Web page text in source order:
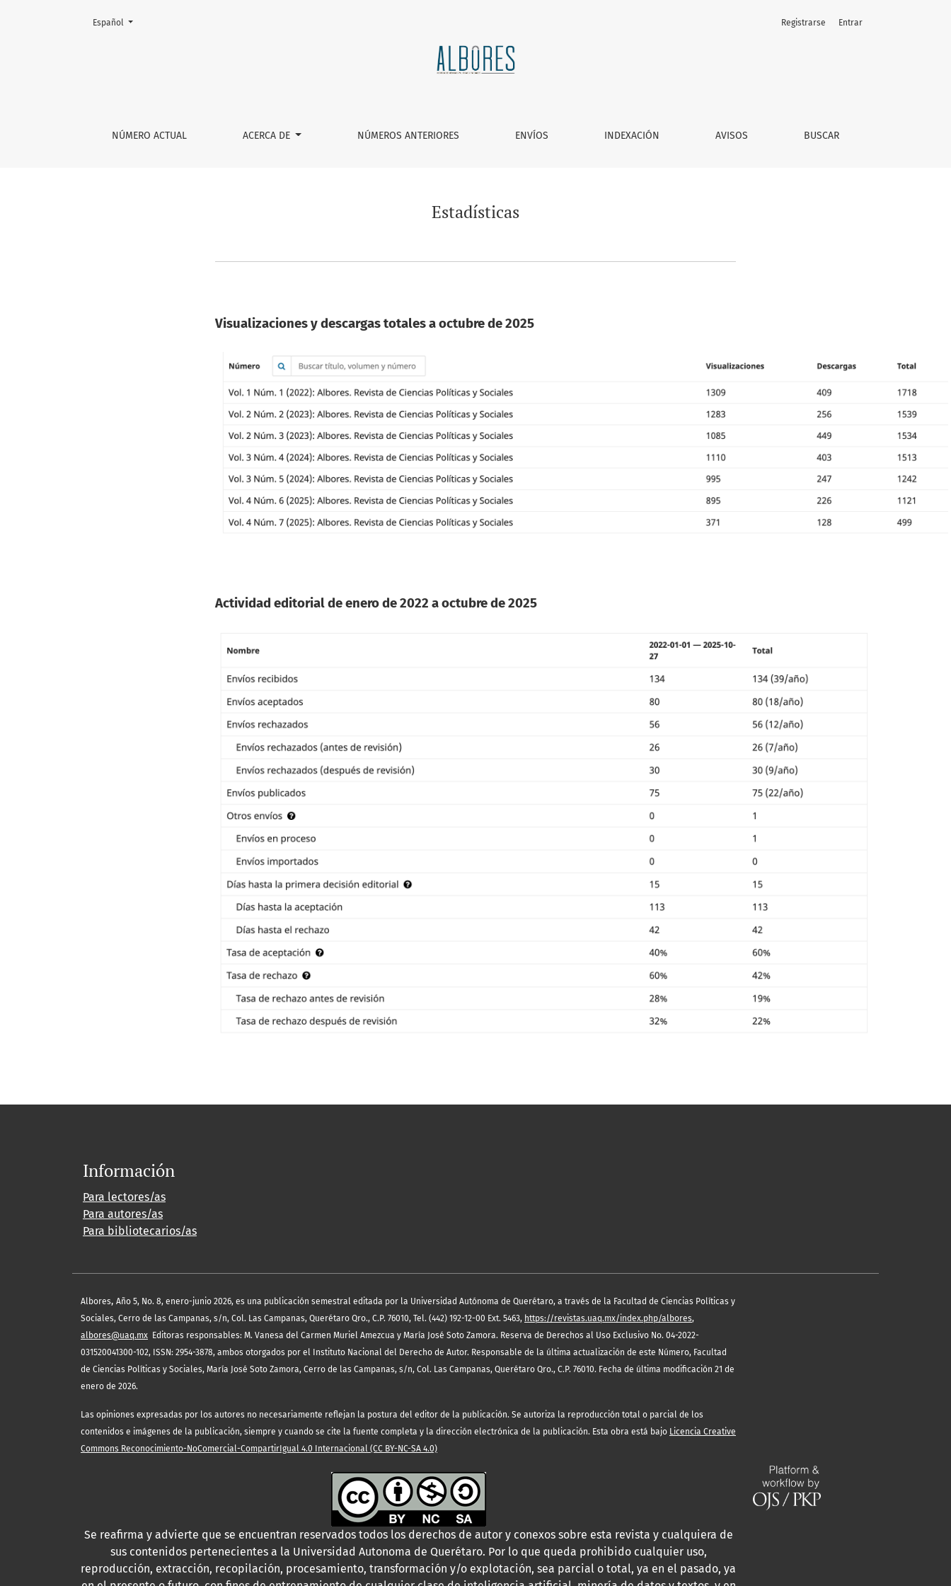
Estadísticas
NÚMERO ACTUAL ACERCA DE NÚMEROS ANTERIORES ENVÍOS INDEXACIÓN AVISOS BUSCAR
Registrarse Entrar
Cambiar el idioma. El actual es:
Español
Estadísticas
Visualizaciones y descargas totales a octubre de 2025
Actividad editorial de enero de 2022 a octubre de 2025
Información
Para lectores/as
Para autores/as
Para bibliotecarios/as
Albores, Año 5, No. 8, enero-junio 2026, es una publicación semestral editada por la Universidad Autónoma de Querétaro, a través de la Facultad de Ciencias Políticas y
Sociales, Cerro de las Campanas, s/n, Col. Las Campanas, Querétaro Qro., C.P. 76010, Tel. (442) 192-12-00 Ext. 5463, https://revistas.uaq.mx/index.php/albores,
albores@uaq.mx Editoras responsables: M. Vanesa del Carmen Muriel Amezcua y María José Soto Zamora. Reserva de Derechos al Uso Exclusivo No. 04-2022-
031520041300-102, ISSN: 2954-3878, ambos otorgados por el Instituto Nacional del Derecho de Autor. Responsable de la última actualización de este Número, Facultad
de Ciencias Políticas y Sociales, María José Soto Zamora, Cerro de las Campanas, s/n, Col. Las Campanas, Querétaro Qro., C.P. 76010. Fecha de última modificación 21 de
enero de 2026.
Las opiniones expresadas por los autores no necesariamente reflejan la postura del editor de la publicación. Se autoriza la reproducción total o parcial de los
contenidos e imágenes de la publicación, siempre y cuando se cite la fuente completa y la dirección electrónica de la publicación. Esta obra está bajo Licencia Creative
Commons Reconocimiento-NoComercial-CompartirIgual 4.0 Internacional (CC BY-NC-SA 4.0)
Se reafirma y advierte que se encuentran reservados todos los derechos de autor y conexos sobre esta revista y cualquiera de
sus contenidos pertenecientes a la Universidad Autonoma de Querétaro. Por lo que queda prohibido cualquier uso,
reproducción, extracción, recopilación, procesamiento, transformación y/o explotación, sea parcial o total, ya en el pasado, ya